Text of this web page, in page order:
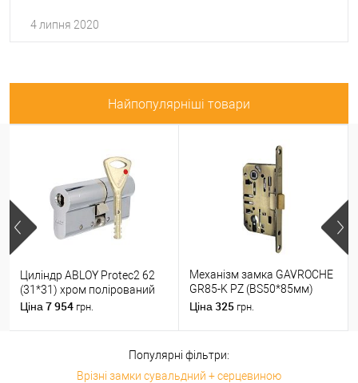
4 липня 2020
Найпопулярніші товари
Циліндр ABLOY Protec2 62
(31*31) хром полірований
Ціна 7 954 грн.
Механізм замка GAVROCHE
GR85-K PZ (BS50*85мм)
пласт.язичок AB бронза
Ціна 325 грн.
Популярні фільтри:
Врізні замки сувальдний + серцевиною